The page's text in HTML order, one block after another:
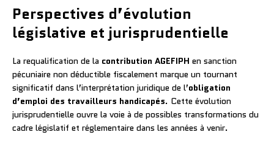
Perspectives d’évolution
législative et jurisprudentielle
La requalification de la contribution AGEFIPH en sanction
pécuniaire non déductible fiscalement marque un tournant
significatif dans l’interprétation juridique de l’obligation
d’emploi des travailleurs handicapés. Cette évolution
jurisprudentielle ouvre la voie à de possibles transformations du
cadre législatif et réglementaire dans les années à venir.